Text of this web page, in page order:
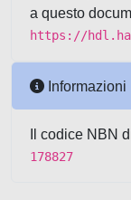
a questo
https://
Informazioni
Il codice NBN
178827